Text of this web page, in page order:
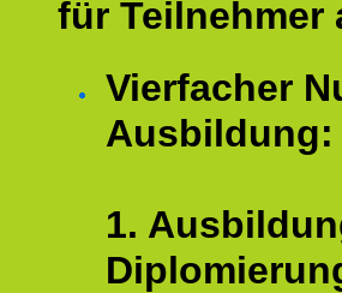
für Teilnehmer
Vierfacher
Ausbildung:
1.